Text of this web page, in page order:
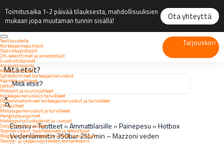
Toimitusaika 1-2 päivää tilauksesta, mahdollisuuksien
mukaan jopa muutaman tunnin sisällä!
Ota yhteyttä
Teollisuudelle
Korkeapainepumput
Statiikkapistoolit
2K-sekoittimet ja annostelijat
Liuotintislaimet
Ammattilaisille
Maalauslaitteet
Sähkötoimiset korkeapaineruiskut
Kääntösuuttimet
Letkut
Pistoolit ja suutinjatkeet
Korkeapaineruiskun tarvikkeet
Paineilmatoimiset korkeapaineruiskut ja tarvikkeet
2K-laitteet
Matalapaineruiskut ja tarvikkeet
Hengityssuojaimet
Hiekkapuhalluskypärät ja -suojat
Suojainten tarvikkeet
Tasoiteruiskut, tasoitekoneet ja sekoittajat
Wagner tasoitelaitteet, tarvikkeet ja varaosat
Tasoite- ja rappauslaitteiden kompressorit
Tarjouskori
Mitä etsit?
×
Etusivu»Tuotteet»Ammattilaisille »Painepesu »Hotbox
Vedenlämmitin 350bar 25L/min – Mazzoni veden